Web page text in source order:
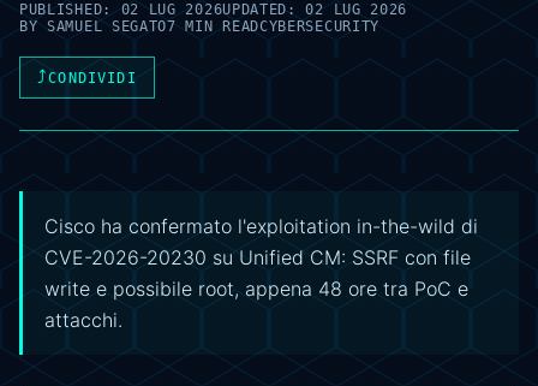
PUBLISHED:02 LUG 2026UPDATED:02 LUG 2026
BYSAMUEL SEGATO7 MIN READCYBERSECURITY
⤴CONDIVIDI
Cisco ha confermato l'exploitation in-the-wild di
CVE-2026-20230 su Unified CM: SSRF con file
write e possibile root, appena 48 ore tra PoC e
attacchi.